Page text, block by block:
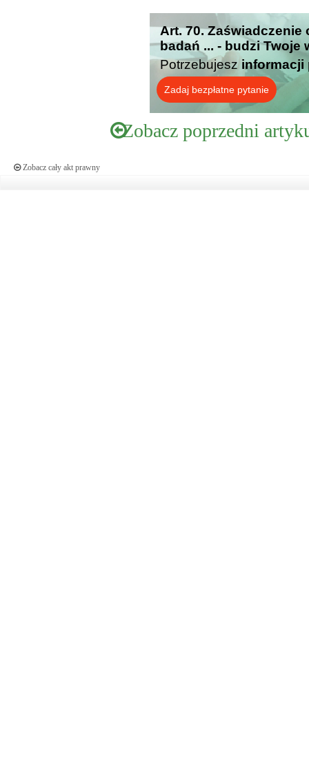
Art. 70.
badań ... - budzi Twoje
Potrzebujesz informacji
Zadaj bezpłatne pytanie
Zobacz poprzedni
Zobacz cały akt prawny